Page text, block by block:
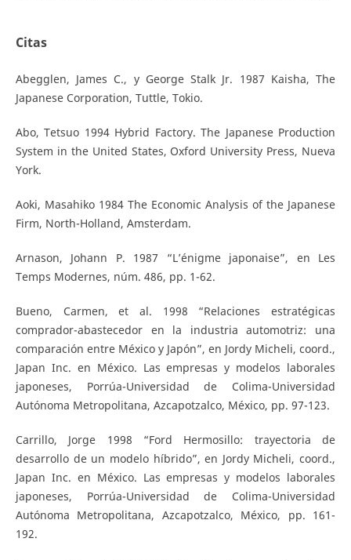
Citas
Abegglen, James C., y George Stalk Jr. 1987 Kaisha, The
Japanese Corporation, Tuttle, Tokio.
Abo, Tetsuo 1994 Hybrid Factory. The Japanese Production
System in the United States, Oxford University Press, Nueva
York.
Aoki, Masahiko 1984 The Economic Analysis of the Japanese
Firm, North-Holland, Amsterdam.
Arnason, Johann P. 1987 “L’énigme japonaise”, en Les
Temps Modernes, núm. 486, pp. 1-62.
Bueno, Carmen, et al. 1998 “Relaciones estratégicas
comprador-abastecedor en la industria automotriz: una
comparación entre México y Japón”, en Jordy Micheli, coord.,
Japan Inc. en México. Las empresas y modelos laborales
japoneses, Porrúa-Universidad de Colima-Universidad
Autónoma Metropolitana, Azcapotzalco, México, pp. 97-123.
Carrillo, Jorge 1998 “Ford Hermosillo: trayectoria de
desarrollo de un modelo híbrido”, en Jordy Micheli, coord.,
Japan Inc. en México. Las empresas y modelos laborales
japoneses, Porrúa-Universidad de Colima-Universidad
Autónoma Metropolitana, Azcapotzalco, México, pp. 161-
192.